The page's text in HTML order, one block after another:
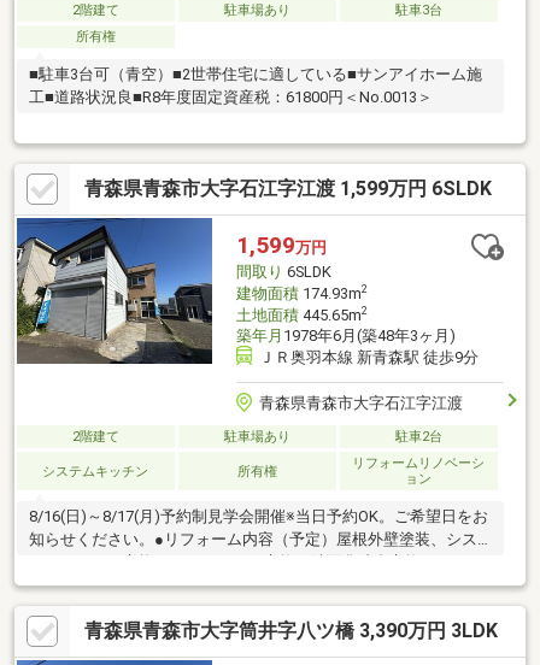
2階建て 駐車場あり
駐車3台
所有権
■駐車3台可（青空）■2世帯住宅に適している■サンアイホーム施
工■道路状況良■R8年度固定資産税：61800円＜No.0013＞
青森県青森市大字石江字江渡 1,599万円 6SLDK
1,599万円
間取り 6SLDK
建物面積174.93m2
土地面積445.65m2
築年月 1978年6月(築48年3ヶ月)
ＪＲ奥羽本線 新青森駅 徒歩9分
青森県青森市大字石江字江渡
2階建て 駐車場あり 駐車2台
システムキッチン 所有権
リフォームリノベーシ
ョン
8/16(日)～8/17(月)予約制見学会開催※当日予約OK。ご希望日をお
知らせください。●リフォーム内容（予定）屋根外壁塗装、シス
交換、照明器具交換、壁・天井クロス貼替等●間取・駐車場・
LDK20帖、洋室3部屋、和室3部屋、納戸の6SLDK・普通車2台駐
車可能気になる水回りはすべて新品に交換、充実のリフォーム内
容できれいに生まれ変わります。ぜひ現地でご確認ください。※
青森県青森市大字筒井字八ツ橋 3,390万円 3LDK